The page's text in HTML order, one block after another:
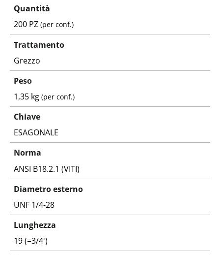
Quantità
200 PZ(per conf.)
Trattamento
Grezzo
Peso
1,35 kg(per conf.)
Chiave
ESAGONALE
Norma
ANSI B18.2.1 (VITI)
Diametro esterno
UNF 1/4-28
Lunghezza
19 (=3/4')